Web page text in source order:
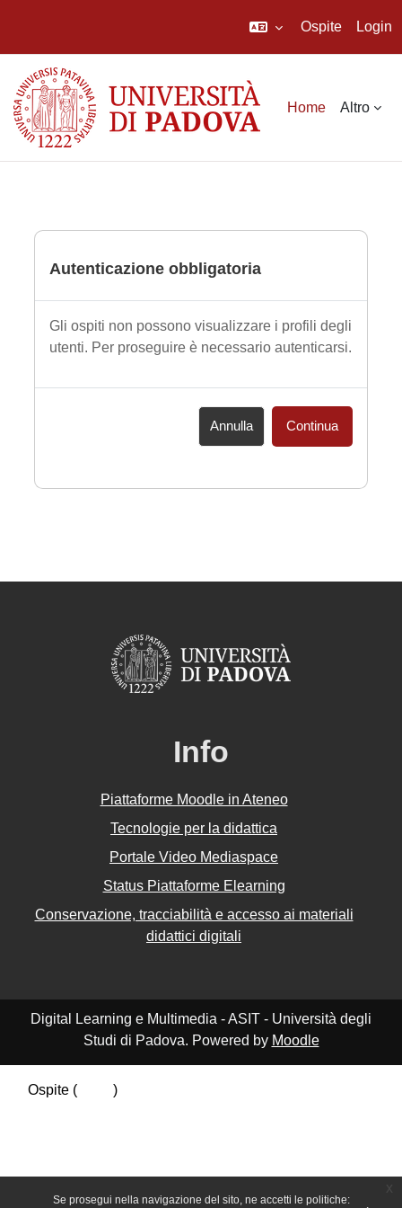
Se prosegui nella navigazione del sito, ne accetti le politiche:
Ospite Login
Home Altro
Autenticazione obbligatoria
Gli ospiti non possono visualizzare i profili degli
utenti. Per proseguire è necessario autenticarsi.
Annulla Continua
Info
Piattaforme Moodle in Ateneo
Tecnologie per la didattica
Portale Video Mediaspace
Status Piattaforme Elearning
Conservazione, tracciabilità e accesso ai materiali
didattici digitali
Digital Learning e Multimedia - ASIT - Università degli
Studi di Padova. Powered by Moodle
Ospite (
)